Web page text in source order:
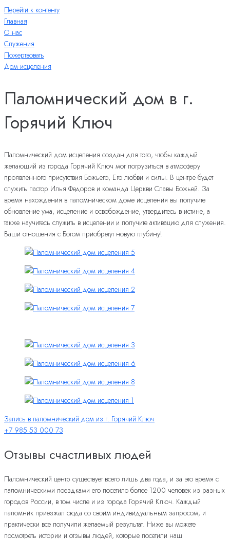
Перейти к контенту
Главная
О нас
Служения
Пожертвовать
Дом исцеления
Паломнический дом в г.
Горячий Ключ
Паломнический дом исцеления создан для того, чтобы каждый
желающий из города Горячий Ключ мог погрузиться в атмосферу
проявленного присутствия Божьего, Его любви и силы. В центре будет
служить пастор Илья Федоров и команда Церкви Славы Божьей. За
время нахождения в паломническом доме исцеления вы получите
обновление ума, исцеление и освобождение, утвердитесь в истине, а
также научитесь служить в исцелении и получите активацию для служения.
Ваши отношения с Богом приобретут новую глубину!
Запись в паломнический дом из г. Горячий Ключ
+7 985 53 000 73
Отзывы счастливых людей
Паломнический центр существует всего лишь два года, и за это время с
паломническими поездками его посетило более 1200 человек из разных
городов России, в том числе и из города Горячий Ключ. Каждый
паломник приезжал сюда со своим индивидуальным запросом, и
практически все получили желаемый результат. Ниже вы можете
посмотреть истории и отзывы людей, которые посетили наш